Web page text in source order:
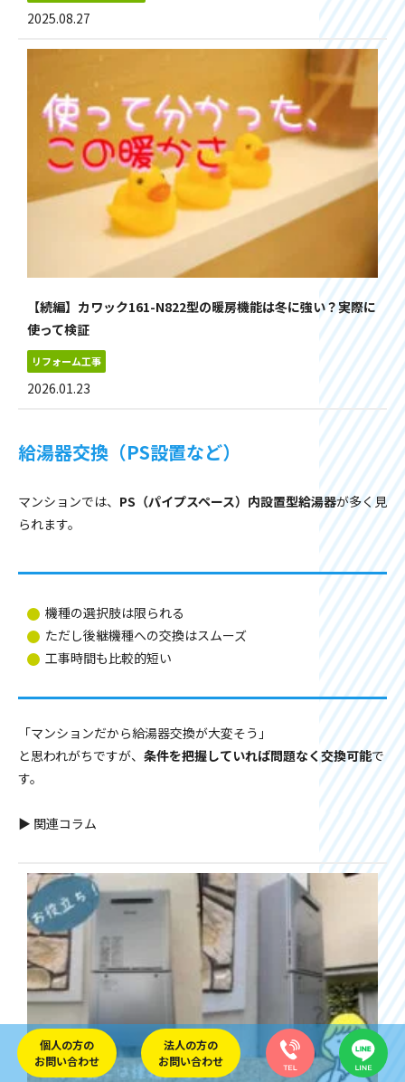
2025.08.27
【続編】カワック161-N822型の暖房機能は冬に強い？実際に
使って検証
リフォーム工事
2026.01.23
給湯器交換（PS設置など）
マンションでは、 PS（パイプスペース）内設置型給湯器が多く見
られます。
機種の選択肢は限られる
ただし後継機種への交換はスムーズ
工事時間も比較的短い
「マンションだから給湯器交換が大変そう」
と思われがちですが、 条件を把握していれば問題なく交換可能で
す。
▶ 関連コラム
個人の方の
お問い合わせ
法人の方の
お問い合わせ